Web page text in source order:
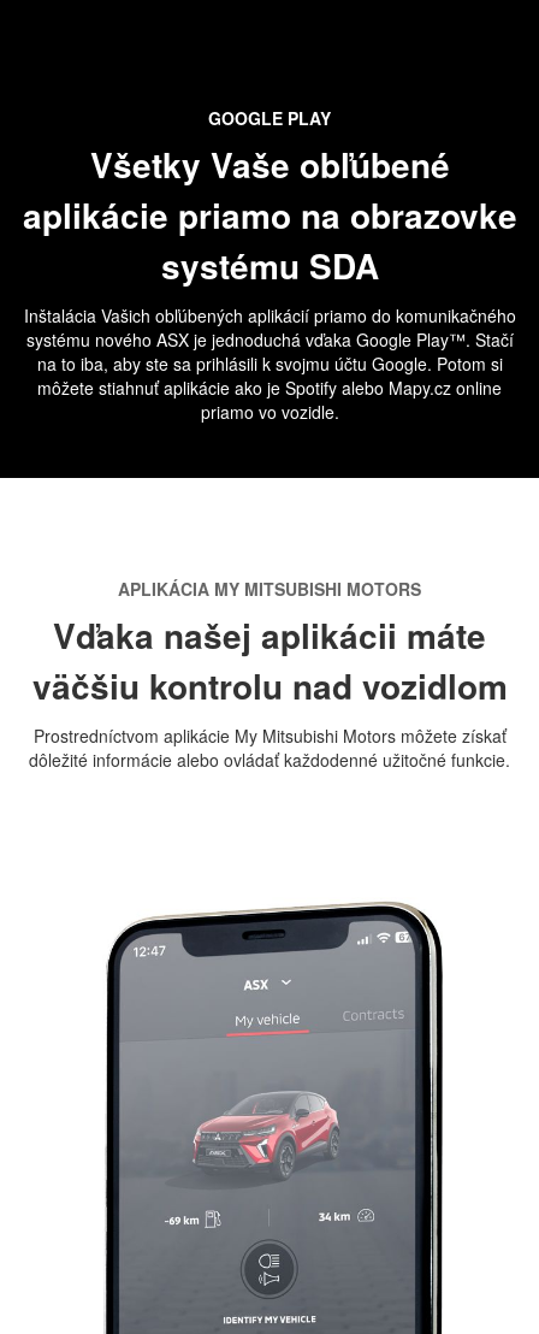
GOOGLE PLAY
Všetky Vaše obľúbené
aplikácie priamo na obrazovke
systému SDA
Inštalácia Vašich obľúbených aplikácií priamo do komunikačného
systému nového ASX je jednoduchá vďaka Google Play™. Stačí
na to iba, aby ste sa prihlásili k svojmu účtu Google. Potom si
môžete stiahnuť aplikácie ako je Spotify alebo Mapy.cz online
priamo vo vozidle.
APLIKÁCIA MY MITSUBISHI MOTORS
Vďaka našej aplikácii máte
väčšiu kontrolu nad vozidlom
Prostredníctvom aplikácie My Mitsubishi Motors môžete získať
dôležité informácie alebo ovládať každodenné užitočné funkcie.